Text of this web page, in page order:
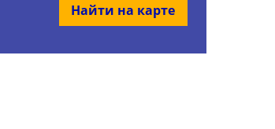
Найти на карте